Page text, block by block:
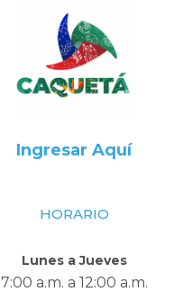
Ingresar Aquí
HORARIO
Lunes a Jueves
7:00 a.m. a 12:00 a.m.